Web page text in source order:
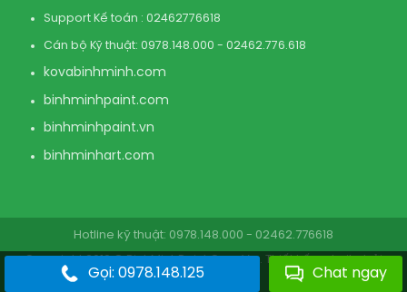
Support Kế toán : 02462776618
Cán bộ Kỹ thuật: 0978.148.000 - 02462.776.618
kovabinhminh.com
binhminhpaint.com
binhminhpaint.vn
binhminhart.com
Hotline kỹ thuật: 0978.148.000 - 02462.776618
Copyright 2019 © BinhMinhPaint.Com.Vn . Thiết kế website bởi
BinhMinhPaint.Com
Gọi: 0978.148.125 Chat ngay